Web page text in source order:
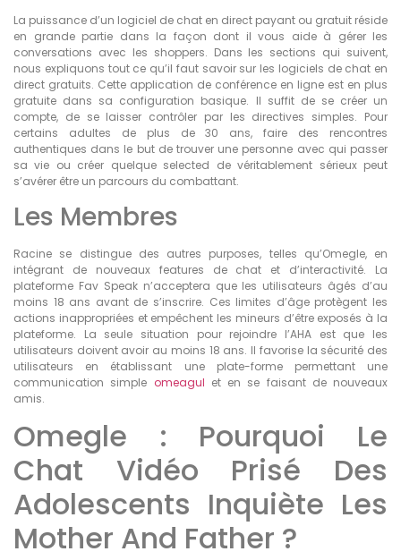
La puissance d’un logiciel de chat en direct payant ou gratuit réside
en grande partie dans la façon dont il vous aide à gérer les
conversations avec les shoppers. Dans les sections qui suivent,
nous expliquons tout ce qu’il faut savoir sur les logiciels de chat en
direct gratuits. Cette application de conférence en ligne est en plus
gratuite dans sa configuration basique. Il suffit de se créer un
compte, de se laisser contrôler par les directives simples. Pour
certains adultes de plus de 30 ans, faire des rencontres
authentiques dans le but de trouver une personne avec qui passer
sa vie ou créer quelque selected de véritablement sérieux peut
s’avérer être un parcours du combattant.
Les Membres
Racine se distingue des autres purposes, telles qu’Omegle, en
intégrant de nouveaux features de chat et d’interactivité. La
plateforme Fav Speak n’acceptera que les utilisateurs âgés d’au
moins 18 ans avant de s’inscrire. Ces limites d’âge protègent les
actions inappropriées et empêchent les mineurs d’être exposés à la
plateforme. La seule situation pour rejoindre l’AHA est que les
utilisateurs doivent avoir au moins 18 ans. Il favorise la sécurité des
utilisateurs en établissant une plate-forme permettant une
communication simple omeagul et en se faisant de nouveaux
amis.
Omegle : Pourquoi Le
Chat Vidéo Prisé Des
Adolescents Inquiète Les
Mother And Father ?